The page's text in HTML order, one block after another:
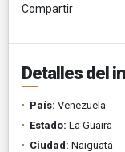
Compartir
Detalles del
País: Venezuela
Estado: La Guaira
Ciudad: Naiguatá